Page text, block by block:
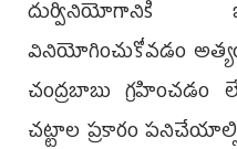
దుర్వినియోగానికి
వినియోగించుకోవడం
చంద్రబాబు గ్రహించడం
చట్టాల ప్రకారం